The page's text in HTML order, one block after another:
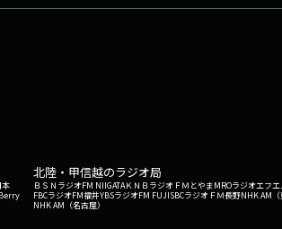
本
北陸・甲信越のラジオ局
ＢＳＮラジオFM NIIGATAＫＮＢラジオ ＦＭとやまMROラジオエフエ
FBCラジオFM福井YBSラジオFM FUJISBCラジオ ＦＭ長野NHK AM（
NHK AM（名古屋）